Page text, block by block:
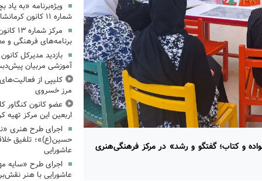
«خانواده و کتاب؛ گفتگو و رشد» در مرکز فرهنگی‌هنری
ویژه‌برنامه «به
شماره ۱۱ کانون کرمانشاه برگزار شد
مرکز
برنامه‌های فرهنگی و
بازدید مدیرکل
آموزشی مربیان
کلیپی از
مرز خسروی
عضو کانون کنگاور
اربعین این مرکز تهیه
اجرای طرح هنری
حسین(ع)»؛ تلفیق
عاشورایی
اجرای طرح «سایه
عاشورایی با هنر